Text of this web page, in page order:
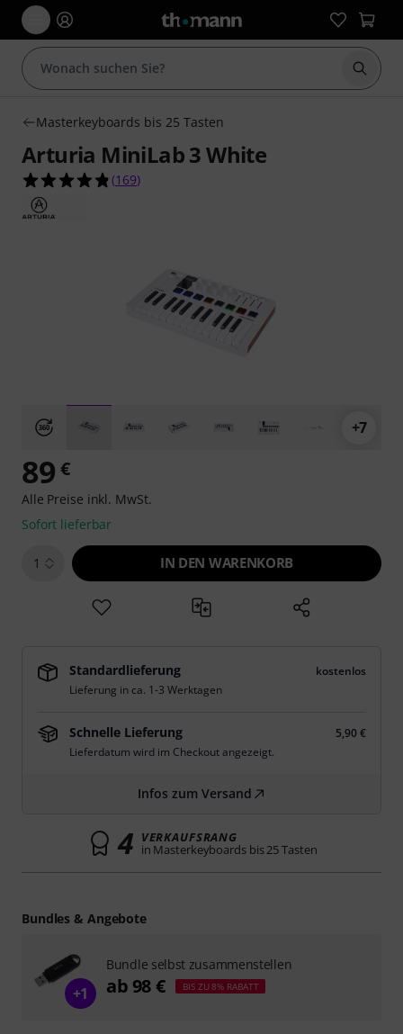
Suche
Masterkeyboards bis 25 Tasten
Arturia MiniLab 3 White
4.8 von 5 Sternen aus 169 Kundenbewertungen
(169)
+7
89 €
Alle Preise inkl. MwSt.
Sofort lieferbar
1 IN DEN WARENKORB
Standardlieferung
kostenlos
Lieferung in ca. 1-3 Werktagen
Schnelle Lieferung
5,90 €
Lieferdatum wird im Checkout angezeigt.
Infos zum Versand
4 VERKAUFSRANG
in Masterkeyboards bis 25 Tasten
Bundles & Angebote
+1
Bundle selbst zusammenstellen
ab 98 € BIS ZU 8% RABATT